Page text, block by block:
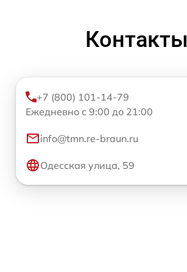
Контакты
+7 (800) 101-14-79
Ежедневно с 9:00 до 21:00
info@tmn.re-braun.ru
Одесская улица, 59